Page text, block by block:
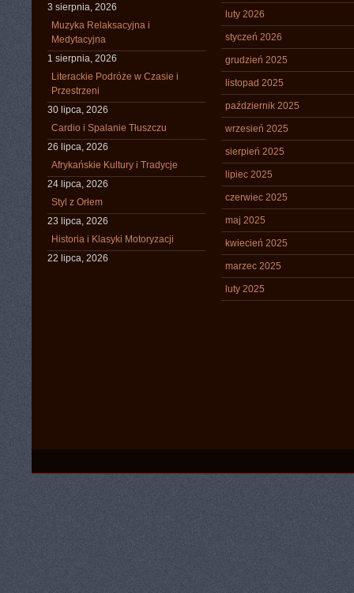
3 sierpnia, 2026
Muzyka Relaksacyjna i
Medytacyjna
1 sierpnia, 2026
Literackie Podróże w Czasie i
Przestrzeni
30 lipca, 2026
Cardio i Spalanie Tłuszczu
26 lipca, 2026
Afrykańskie Kultury i Tradycje
24 lipca, 2026
Styl z Orłem
23 lipca, 2026
Historia i Klasyki Motoryzacji
22 lipca, 2026
luty 2026
styczeń 2026
grudzień 2025
listopad 2025
październik 2025
wrzesień 2025
sierpień 2025
lipiec 2025
czerwiec 2025
maj 2025
kwiecień 2025
marzec 2025
luty 2025